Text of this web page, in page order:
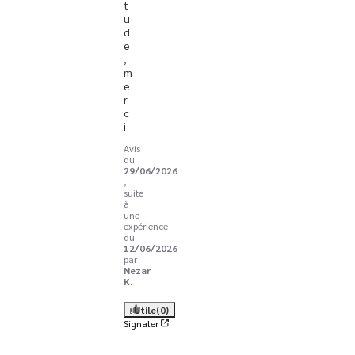
t
u
d
e
m
e
r
c
i
Avis
du
29/06/2026
,
suite
à
une
expérience
du
12/06/2026
par
Nezar
K.
Utile(0)
Signaler